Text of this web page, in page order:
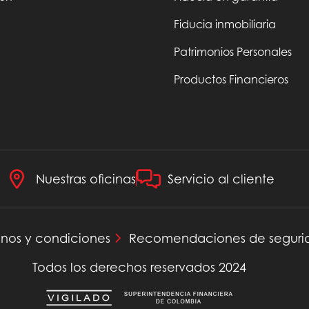
Fiducia inmobiliaria
Patrimonios Personales
Productos Financieros
Nuestras oficinas Servicio al cliente
y condiciones
Recomendaciones de
Todos los derechos reservados 2024